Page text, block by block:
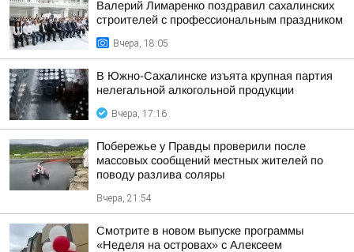
Валерий Лимаренко поздравил сахалинских
строителей с профессиональным праздником
Вчера, 18:05
В Южно-Сахалинске изъята крупная партия
нелегальной алкогольной продукции
Вчера, 17:16
Побережье у Правды проверили после
массовых сообщений местных жителей по
поводу разлива соляры
Вчера, 21:54
Смотрите в новом выпуске программы
«Неделя на островах» с Алексеем